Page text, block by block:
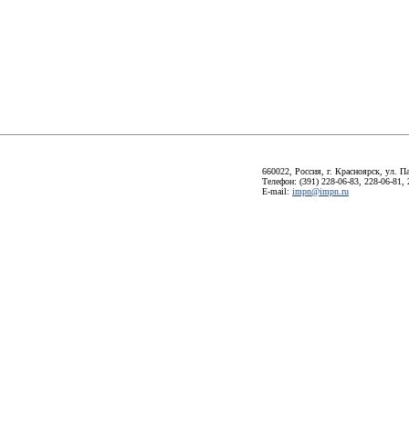
660022, Россия, г. Красноярск, ул.
Телефон: (391) 228-06-83, 228-06-81,
E-mail: impn@impn.ru